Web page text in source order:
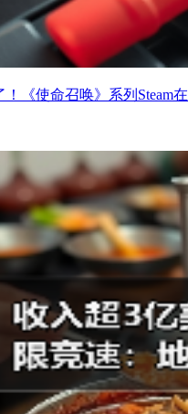
！《使命召唤》系列Steam